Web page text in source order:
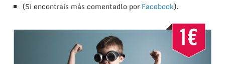
(Si encontrais más comentadlo por Facebook).